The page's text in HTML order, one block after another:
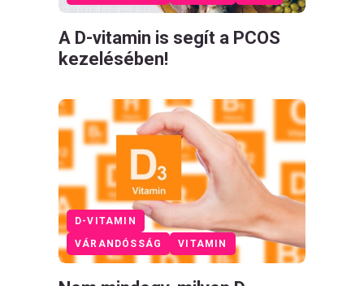
A D-vitamin is segít a PCOS
kezelésében!
VÁRANDÓSSÁG VITAMIN
D-VITAMIN